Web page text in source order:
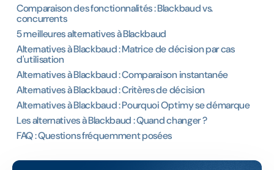
Comparaison des fonctionnalités : Blackbaud vs.
concurrents
5 meilleures alternatives à Blackbaud
Alternatives à Blackbaud : Matrice de décision par cas
d'utilisation
Alternatives à Blackbaud : Comparaison instantanée
Alternatives à Blackbaud : Critères de décision
Alternatives à Blackbaud : Pourquoi Optimy se démarque
Les alternatives à Blackbaud : Quand changer ?
FAQ : Questions fréquemment posées